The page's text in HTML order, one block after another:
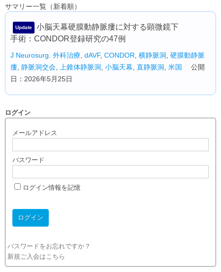
サマリー一覧（新着順）
Update
小脳天幕硬膜動静脈瘻に対する顕微鏡下
手術：CONDOR登録研究の47例
J Neurosurg. 外科治療 dAVF, CONDOR 横静脈洞 硬膜動静脈
瘻 静脈洞交会 上錐体静脈洞 小脳天幕 直静脈洞 米国
公開
日：2026年5月25日
ログイン
メールアドレス
パスワード
ログイン情報を記憶
パスワードをお忘れですか？
新規ご入会はこちら